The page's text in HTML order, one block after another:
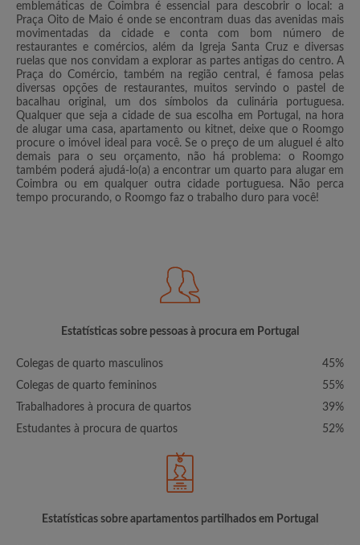
emblemáticas de Coimbra é essencial para descobrir o local: a
Praça Oito de Maio é onde se encontram duas das avenidas mais
movimentadas da cidade e conta com bom número de
restaurantes e comércios, além da Igreja Santa Cruz e diversas
ruelas que nos convidam a explorar as partes antigas do centro. A
Praça do Comércio, também na região central, é famosa pelas
diversas opções de restaurantes, muitos servindo o pastel de
bacalhau original, um dos símbolos da culinária portuguesa.
Qualquer que seja a cidade de sua escolha em Portugal, na hora
de alugar uma casa, apartamento ou kitnet, deixe que o Roomgo
procure o imóvel ideal para você. Se o preço de um aluguel é alto
demais para o seu orçamento, não há problema: o Roomgo
também poderá ajudá-lo(a) a encontrar um quarto para alugar em
Coimbra ou em qualquer outra cidade portuguesa. Não perca
tempo procurando, o Roomgo faz o trabalho duro para você!
Estatísticas sobre pessoas à procura em Portugal
Colegas de quarto masculinos
45%
Colegas de quarto femininos
55%
Trabalhadores à procura de quartos
39%
Estudantes à procura de quartos
52%
Estatísticas sobre apartamentos partilhados em Portugal